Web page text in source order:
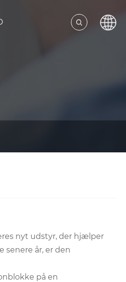
nyt udstyr, der hjælper
senere år, er den
på en